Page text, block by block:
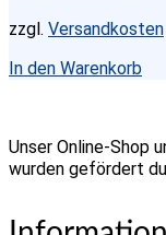
zzgl. Versandkosten
In den Warenkorb
Unser Online-Shop
wurden gefördert